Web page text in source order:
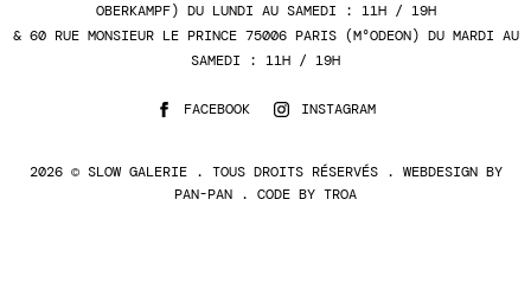
OBERKAMPF) DU LUNDI AU SAMEDI : 11H / 19H
& 60 RUE MONSIEUR LE PRINCE 75006 PARIS (M°ODEON) DU MARDI AU
SAMEDI : 11H / 19H
FACEBOOK INSTAGRAM
2026 © SLOW GALERIE . TOUS DROITS RÉSERVÉS . WEBDESIGN BY
PAN-PAN . CODE BY TROA